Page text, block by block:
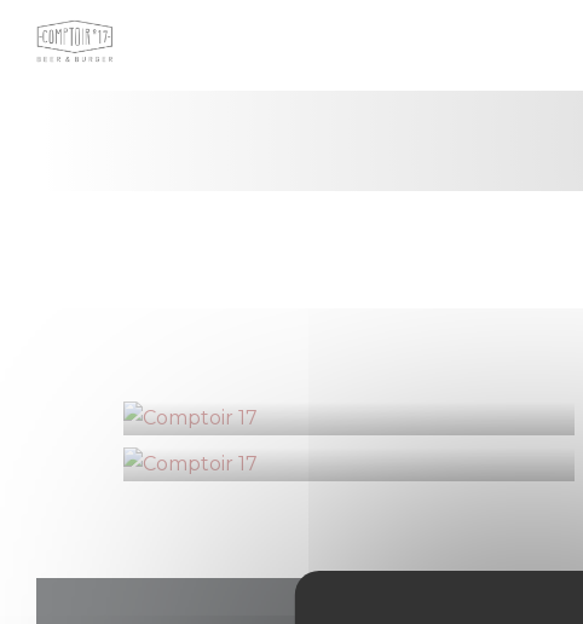
Personnalisation de vos choix en matière de cookies